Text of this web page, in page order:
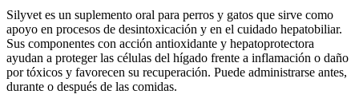
Silyvet es un suplemento oral para perros y gatos que sirve como
apoyo en procesos de desintoxicación y en el cuidado hepatobiliar.
Sus componentes con acción antioxidante y hepatoprotectora
ayudan a proteger las células del hígado frente a inflamación o daño
por tóxicos y favorecen su recuperación. Puede administrarse antes,
durante o después de las comidas.